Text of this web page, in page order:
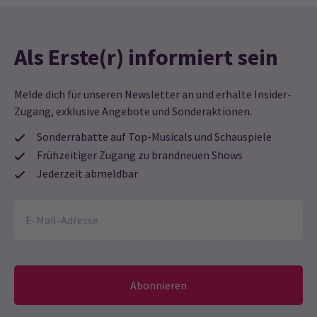
Nick Walker
21. Januar
Unglaublich unterhaltsam Viel 50er-Jahre-Tanz und ein
großartiges Set Ein wunderbarer Abend insgesamt
Anna Finney 21. Januar
Diese Inszenierung von Edward Scissorhands war fabelhaft. Meine
Freunde und ich haben es sehr genossen.
Alles daran war wunderbar
Tyrone Robinson 21. Januar
Als Erste(r) informiert sein
Melde dich für unseren Newsletter an und erhalte Insider-
Zugang, exklusive Angebote und Sonderaktionen.
Sonderrabatte auf Top-Musicals und Schauspiele
Frühzeitiger Zugang zu brandneuen Shows
Jederzeit abmeldbar
Abonnieren